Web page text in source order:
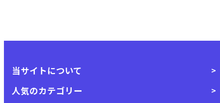
当サイトについて
人気のカテゴリー